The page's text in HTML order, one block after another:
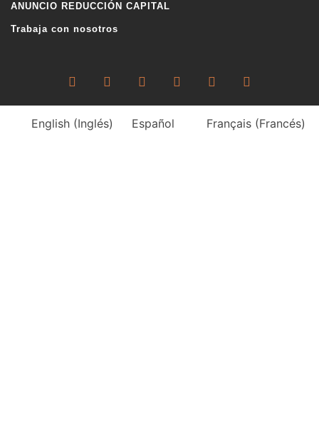
ANUNCIO REDUCCIÓN CAPITAL
Trabaja con nosotros
English(Inglés) Español Français(Francés)